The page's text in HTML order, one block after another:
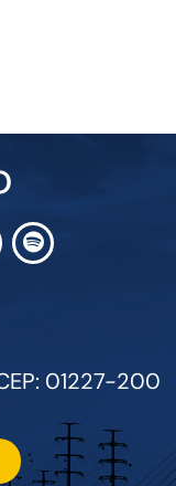
01227-200